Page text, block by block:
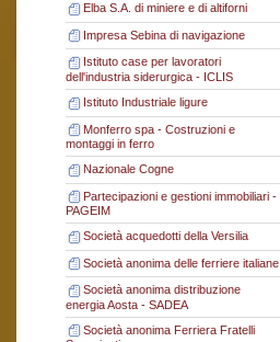
Elba S.A. di miniere e di altiforni
Impresa Sebina di navigazione
Istituto case per lavoratori
dell'industria siderurgica - ICLIS
Istituto Industriale ligure
Monferro spa - Costruzioni e
montaggi in ferro
Nazionale Cogne
Partecipazioni e gestioni immobiliari -
PAGEIM
Società acquedotti della Versilia
Società anonima delle ferriere italiane
Società anonima distribuzione
energia Aosta - SADEA
Società anonima Ferriera Fratelli